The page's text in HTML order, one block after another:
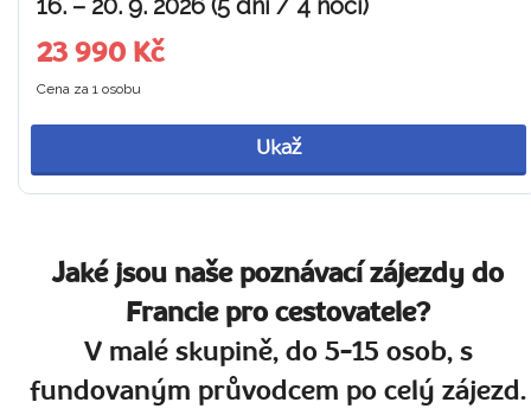
16. – 20. 9. 2026 (5 dní / 4 noci)
23 990 Kč
Cena za 1 osobu
Ukaž
Jaké jsou naše poznávací zájezdy do
Francie pro cestovatele?
V malé skupině, do 5-15 osob, s
fundovaným průvodcem po celý zájezd.